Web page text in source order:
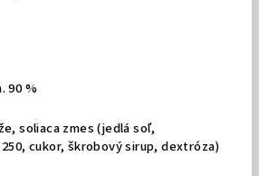
90 %
soliaca zmes (jedlá soľ,
cukor, škrobový sirup, dextróza)